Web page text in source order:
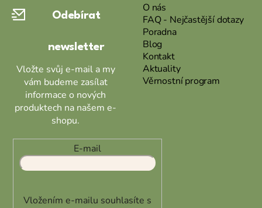
Odebírat
newsletter
Vložte svůj e-mail a my
vám budeme zasílat
informace o nových
produktech na našem e-
shopu.
E-mail
Vložením e-mailu souhlasíte s
O nás
FAQ - Nejčastější dotazy
Poradna
Blog
Kontakt
Aktuality
Věrnostní program